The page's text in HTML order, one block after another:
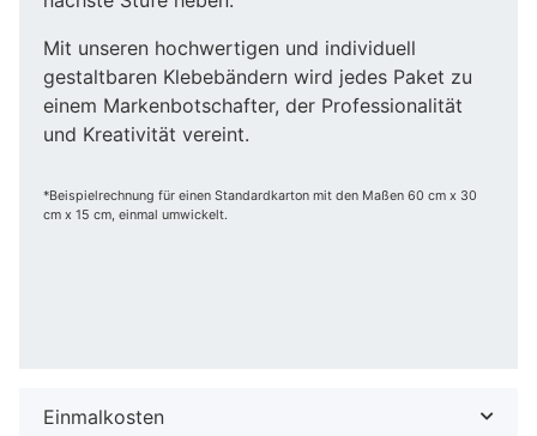
Mit unseren hochwertigen und individuell
gestaltbaren Klebebändern wird jedes Paket zu
einem Markenbotschafter, der Professionalität
und Kreativität vereint.
*Beispielrechnung für einen Standardkarton mit den Maßen 60 cm x 30
cm x 15 cm, einmal umwickelt.
Einmalkosten